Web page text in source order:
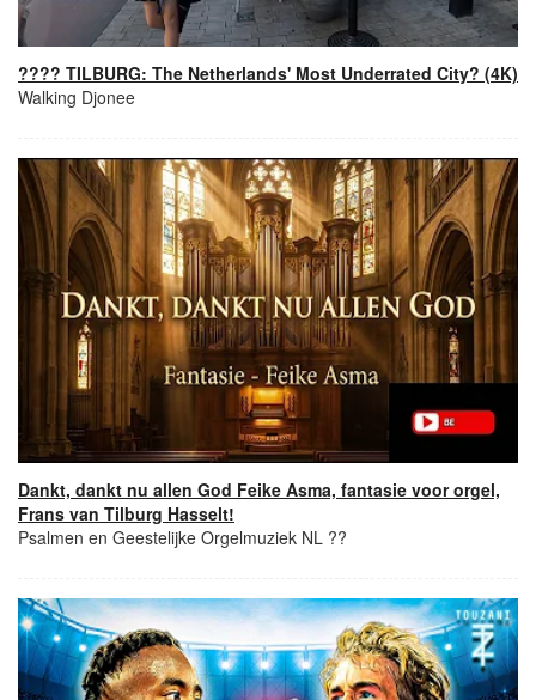
???? TILBURG: The Netherlands' Most Underrated City? (4K)
Walking Djonee
Dankt, dankt nu allen God Feike Asma, fantasie voor orgel,
Frans van Tilburg Hasselt!
Psalmen en Geestelijke Orgelmuziek NL ??